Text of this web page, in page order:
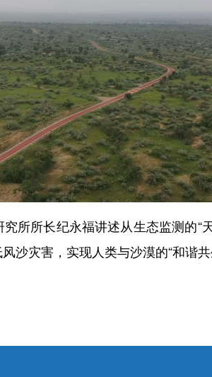
所长纪永福讲述从生态监测的“天
沙灾害，实现人类与沙漠的“和谐共